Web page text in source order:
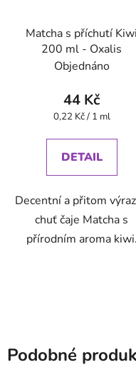
Matcha s příchutí Kiwi
200 ml - Oxalis
Objednáno
44 Kč
Měrná
0,22 Kč / 1 ml
DETAIL
Decentní a přitom
chuť čaje Matcha s
přírodním aroma kiwi.
Podobné